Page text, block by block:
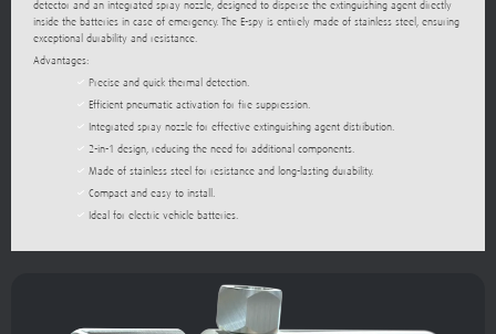
exceptional durability and resistance.